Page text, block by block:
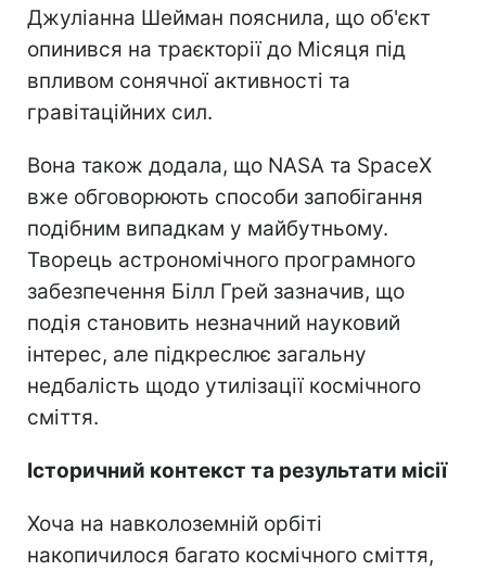
Джуліанна Шейман пояснила, що об'єкт
опинився на траєкторії до Місяця під
впливом сонячної активності та
гравітаційних сил.
Вона також додала, що NASA та SpaceX
вже обговорюють способи запобігання
подібним випадкам у майбутньому.
Творець астрономічного програмного
забезпечення Білл Грей зазначив, що
подія становить незначний науковий
інтерес, але підкреслює загальну
недбалість щодо утилізації космічного
сміття.
Історичний контекст та результати місії
Хоча на навколоземній орбіті
накопичилося багато космічного сміття,